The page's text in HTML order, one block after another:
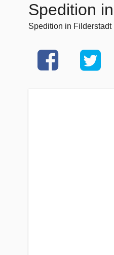
Spedition
Spedition in Filderstadt